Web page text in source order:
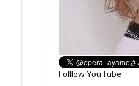
Folllow YouTube